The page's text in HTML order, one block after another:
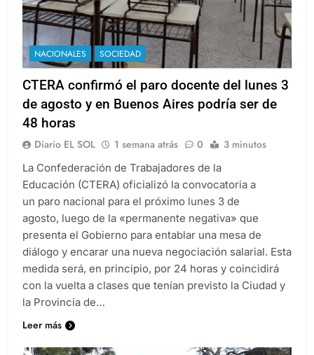
NACIONALES SOCIEDAD
CTERA confirmó el paro docente del lunes 3
de agosto y en Buenos Aires podría ser de
48 horas
Diario EL SOL 1 semana atrás 0 3 minutos
La Confederación de Trabajadores de la
Educación (CTERA) oficializó la convocatoria a
un paro nacional para el próximo lunes 3 de
agosto, luego de la «permanente negativa» que
presenta el Gobierno para entablar una mesa de
diálogo y encarar una nueva negociación salarial. Esta
medida será, en principio, por 24 horas y coincidirá
con la vuelta a clases que tenían previsto la Ciudad y
la Provincia de…
Leer más